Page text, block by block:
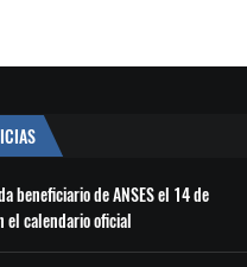
beneficiario de ANSES el 14 de
el calendario oficial